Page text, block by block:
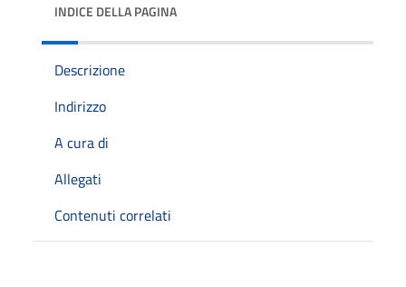
INDICE DELLA PAGINA
Descrizione
Indirizzo
A cura di
Allegati
Contenuti correlati